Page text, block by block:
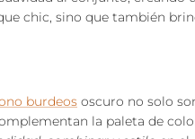
chic, sino que también
burdeos oscuro no solo
la paleta de